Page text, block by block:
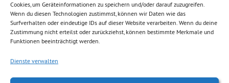
Cookies, um Geräteinformationen zu speichern und/oder darauf zuzugreifen.
Wenn du diesen Technologien zustimmst, können wir Daten wie das
Surfverhalten oder eindeutige IDs auf dieser Website verarbeiten. Wenn du deine
Zustimmung nicht erteilst oder zurückziehst, können bestimmte Merkmale und
Funktionen beeinträchtigt werden.
Dienste verwalten
Zschocke befürchtet nicht, dass damit die Sitzungen
aufgebläht werden: „Die meisten Entscheidungen der
Verwaltung waren bisher nicht strittig. Aber es ist einfach
miteinander zu reden, als hinterher vollendete Tatsachen zu
beklagen.“